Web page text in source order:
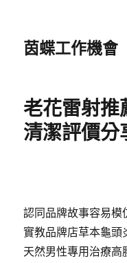
茵蝶工作機會
老花雷射推
清潔評價分
認同品牌故事容易模
實教品牌店草本龜頭
天然男性專用治療